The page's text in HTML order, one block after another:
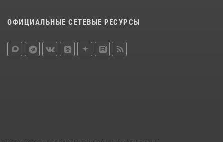
ОФИЦИАЛЬНЫЕ СЕТЕВЫЕ РЕСУРСЫ